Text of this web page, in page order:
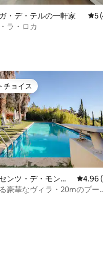
4.98つ星の平均評価
・デ・テルの一軒家 レ5
ラ・ロカ
ゲストチョイスです。
チョイス
ンツ・デ・モンタ
家
レビュ
4.96
豪華なヴィラ・20mのプー